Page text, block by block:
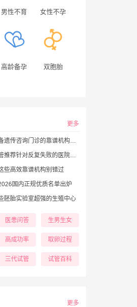
男性不育 女性不孕
高龄备孕 双胞胎
更多
咨询门诊的靠谱机构别错过
针对反复失败的医院大盘点
些高效靠谱机构别错过
国内正规优质名单出炉
胚胎实验室超强的生殖中心
医患问答 生男生女
高成功率 取卵过程
三代试管 试管百科
更多